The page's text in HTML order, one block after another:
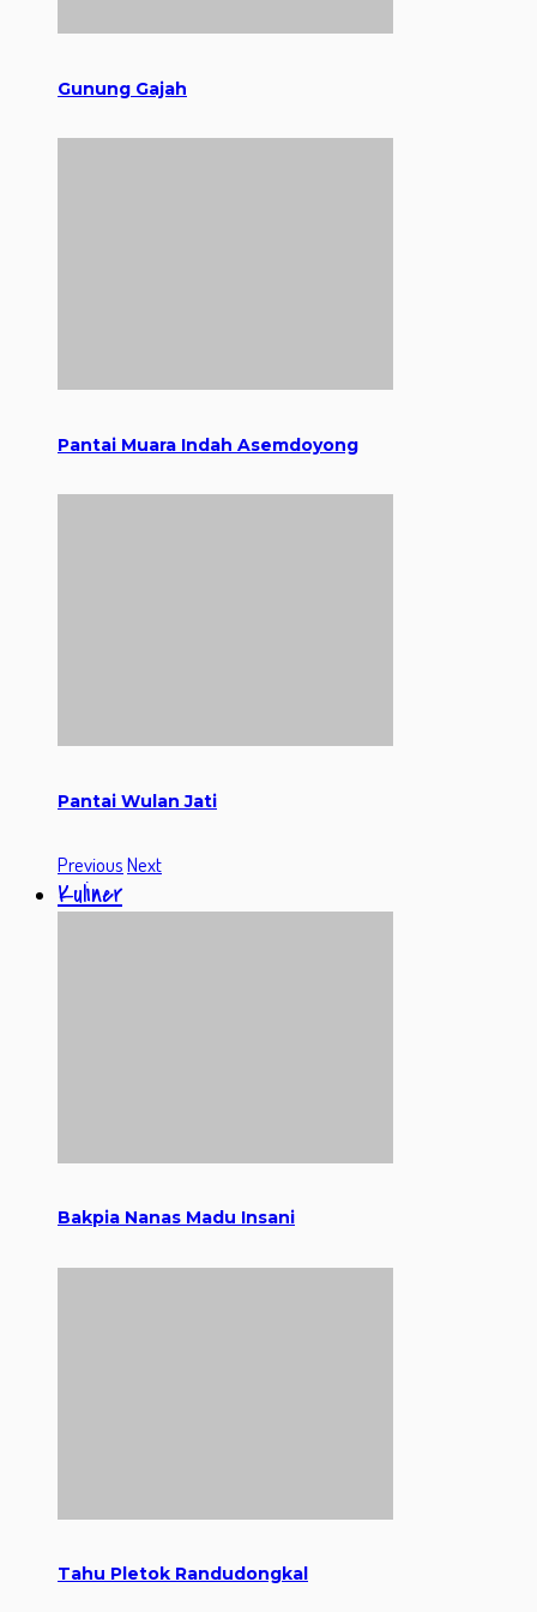
Gunung Gajah
Pantai Muara Indah Asemdoyong
Pantai Wulan Jati
PreviousNext
Kuliner
Bakpia Nanas Madu Insani
Tahu Pletok Randudongkal